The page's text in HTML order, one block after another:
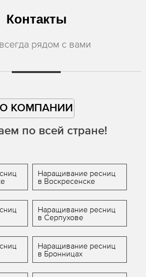
Контакты
рядом с вами
О КОМПАНИИ
по всей стране!
Наращивание ресниц
в Воскресенске
Наращивание ресниц
в Серпухове
Наращивание ресниц
в Бронницах